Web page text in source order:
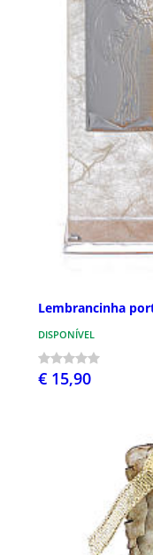
Lembrancinha
DISPONÍVEL
€ 15,90